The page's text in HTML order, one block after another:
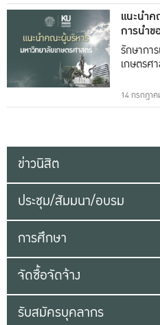
แนะนำ
การนำ
ธรรม
รักษากา
เกษตรศ
14 กรกฎา
ข่าวนิสิต
ประชุม/สัมมนา/อบรม
การศึกษา
จัดซื้อจัดจ้าง
รับสมัครบุคลากร